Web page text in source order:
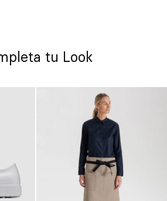
tu Look